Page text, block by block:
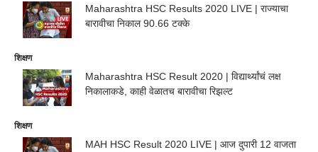
Maharashtra HSC Results 2020 LIVE | राज्याचा
बारावीचा निकाल 90.66 टक्के
शिक्षण
Maharashtra HSC Result 2020 | विद्यार्थ्यांचं लक्ष
निकालाकडे, काही वेळातच बारावीचा रिझल्ट
शिक्षण
MAH HSC Result 2020 LIVE | आज दुपारी 12 वाजता